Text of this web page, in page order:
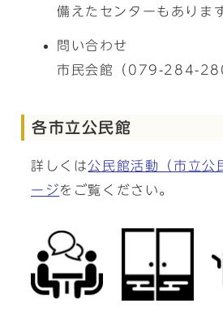
備えたセンターもありま
問い合わせ
市民会館（079-284-
各市立公民館
詳しくは公民館活動（市立公
ージをご覧ください。